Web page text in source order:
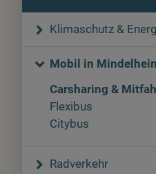
Klimaschutz &
Mobil in
Carsharing &
Flexibus
Citybus
Radverkehr